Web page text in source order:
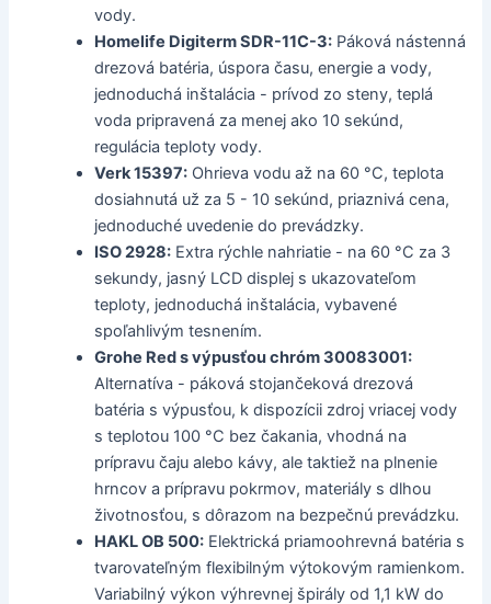
vody.
Homelife Digiterm SDR-11C-3: Páková nástenná
drezová batéria, úspora času, energie a vody,
jednoduchá inštalácia - prívod zo steny, teplá
voda pripravená za menej ako 10 sekúnd,
regulácia teploty vody.
Verk 15397: Ohrieva vodu až na 60 °C, teplota
dosiahnutá už za 5 - 10 sekúnd, priaznivá cena,
jednoduché uvedenie do prevádzky.
ISO 2928: Extra rýchle nahriatie - na 60 °C za 3
sekundy, jasný LCD displej s ukazovateľom
teploty, jednoduchá inštalácia, vybavené
spoľahlivým tesnením.
Grohe Red s výpusťou chróm 30083001:
Alternatíva - páková stojančeková drezová
batéria s výpusťou, k dispozícii zdroj vriacej vody
s teplotou 100 °C bez čakania, vhodná na
prípravu čaju alebo kávy, ale taktiež na plnenie
hrncov a prípravu pokrmov, materiály s dlhou
životnosťou, s dôrazom na bezpečnú prevádzku.
HAKL OB 500: Elektrická priamoohrevná batéria s
tvarovateľným flexibilným výtokovým ramienkom.
Variabilný výkon výhrevnej špirály od 1,1 kW do